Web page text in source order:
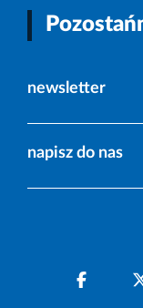
newsletter
napisz do nas